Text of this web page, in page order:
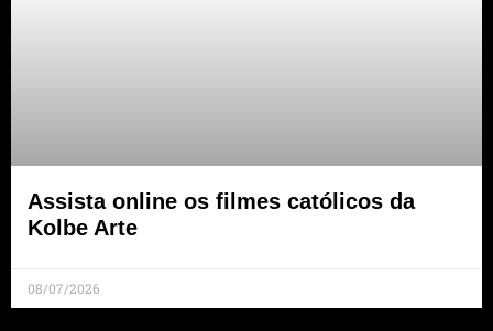
Assista online os filmes católicos da
Kolbe Arte
08/07/2026